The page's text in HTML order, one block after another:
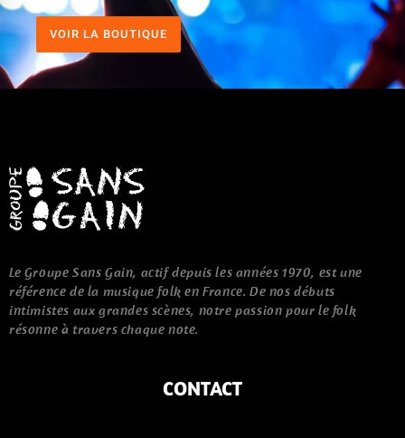
VOIR LA BOUTIQUE
Le Groupe Sans Gain, actif depuis les années 1970, est une
référence de la musique folk en France. De nos débuts
intimistes aux grandes scènes, notre passion pour le folk
résonne à travers chaque note.
CONTACT